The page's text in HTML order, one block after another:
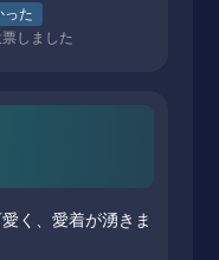
った
しました
く、愛着が湧きま